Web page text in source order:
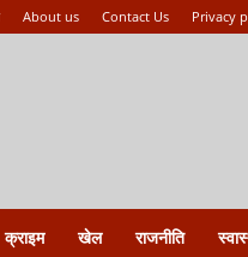
About us Contact Us Privacy
क्राइम खेल राजनीति